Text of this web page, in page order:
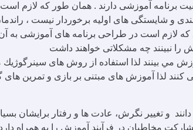
آموزشی دارند . همان طور که لازم است
و شایستگی های اولیه برخوردار نیست ،
لازم است در طراحی برنامه های آموزشی به آن
را نبينند چه مشكلاتی خواهند داشت
مي بينند لذا استفاده از روش های سينرگوژيك
و تغيير نگرش، عادت ها و رفتار برايشان